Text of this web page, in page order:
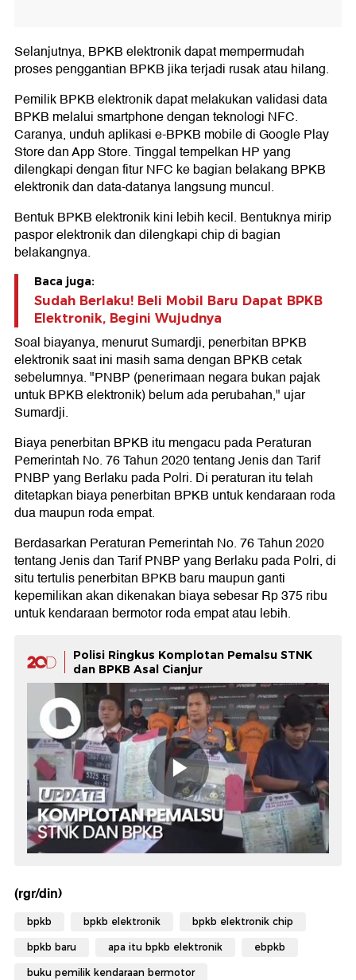
Selanjutnya, BPKB elektronik dapat mempermudah
proses penggantian BPKB jika terjadi rusak atau hilang.
Pemilik BPKB elektronik dapat melakukan validasi data
BPKB melalui smartphone dengan teknologi NFC.
Caranya, unduh aplikasi e-BPKB mobile di Google Play
Store dan App Store. Tinggal tempelkan HP yang
dilengkapi dengan fitur NFC ke bagian belakang BPKB
elektronik dan data-datanya langsung muncul.
Bentuk BPKB elektronik kini lebih kecil. Bentuknya mirip
paspor elektronik dan dilengkapi chip di bagian
belakangnya.
Baca juga:
Sudah Berlaku! Beli Mobil Baru Dapat BPKB
Elektronik, Begini Wujudnya
Soal biayanya, menurut Sumardji, penerbitan BPKB
elektronik saat ini masih sama dengan BPKB cetak
sebelumnya. "PNBP (penerimaan negara bukan pajak
untuk BPKB elektronik) belum ada perubahan," ujar
Sumardji.
Biaya penerbitan BPKB itu mengacu pada Peraturan
Pemerintah No. 76 Tahun 2020 tentang Jenis dan Tarif
PNBP yang Berlaku pada Polri. Di peraturan itu telah
ditetapkan biaya penerbitan BPKB untuk kendaraan roda
dua maupun roda empat.
Berdasarkan Peraturan Pemerintah No. 76 Tahun 2020
tentang Jenis dan Tarif PNBP yang Berlaku pada Polri, di
situ tertulis penerbitan BPKB baru maupun ganti
kepemilikan akan dikenakan biaya sebesar Rp 375 ribu
untuk kendaraan bermotor roda empat atau lebih.
Polisi Ringkus Komplotan Pemalsu STNK
dan BPKB Asal Cianjur
(rgr/din)
bpkb bpkb elektronik bpkb elektronik chip
bpkb baru apa itu bpkb elektronik ebpkb
buku pemilik kendaraan bermotor